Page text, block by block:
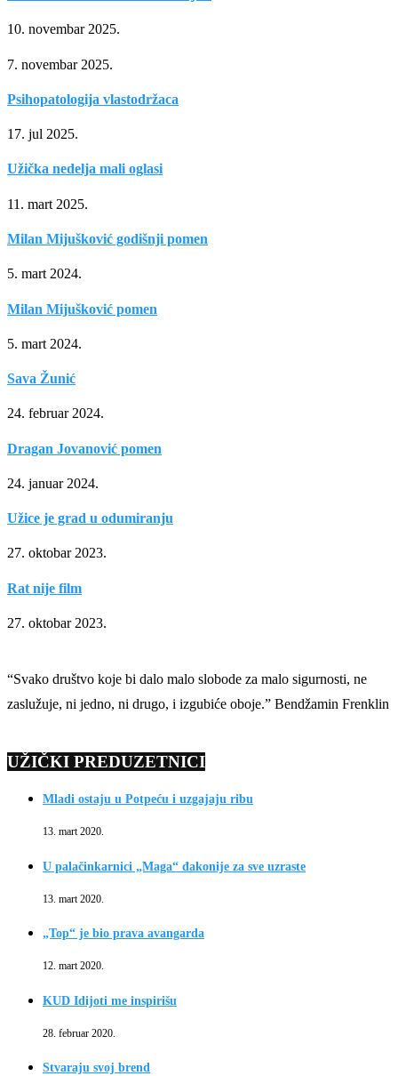
10. novembar 2025.
7. novembar 2025.
Psihopatologija vlastodržaca
17. jul 2025.
Užička nedelja mali oglasi
11. mart 2025.
Milan Mijušković godišnji pomen
5. mart 2024.
Milan Mijušković pomen
5. mart 2024.
Sava Žunić
24. februar 2024.
Dragan Jovanović pomen
24. januar 2024.
Užice je grad u odumiranju
27. oktobar 2023.
Rat nije film
27. oktobar 2023.
“Svako društvo koje bi dalo malo slobode za malo sigurnosti, ne
zaslužuje, ni jedno, ni drugo, i izgubiće oboje.” Bendžamin Frenklin
UŽIČKI PREDUZETNICI
Mladi ostaju u Potpeću i uzgajaju ribu
13. mart 2020.
U palačinkarnici „Maga“ đakonije za sve uzraste
13. mart 2020.
„Top“ je bio prava avangarda
12. mart 2020.
KUD Idijoti me inspirišu
28. februar 2020.
Stvaraju svoj brend